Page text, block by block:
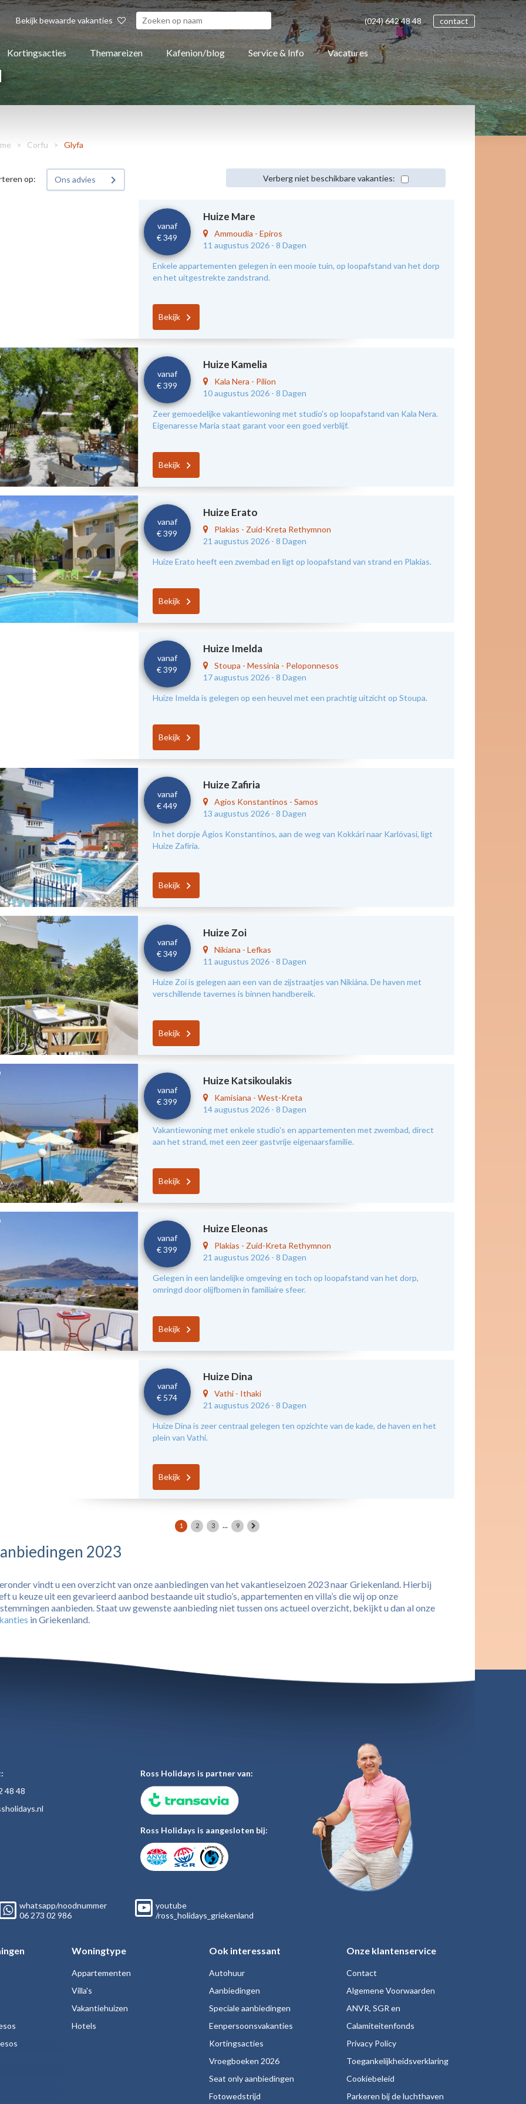
Bekijk bewaarde vakanties (024)642 4848 contact
Kortingsacties Themareizen Kafenion/blog Service & Info Vacatures
> Corfu > Glyfa
op: Ons advies Verberg niet beschikbare vakanties:
vanaf
€ 349
Huize Mare
Ammoudia -Epiros
11 augustus 2026 -8 Dagen
Enkele appartementen gelegen in een mooie tuin, op loopafstand van het dorp
en het uitgestrekte zandstrand.
Bekijk
vanaf
€ 399
Huize Kamelia
Kala Nera - Pilion
10 augustus 2026 -8 Dagen
Zeer gemoedelijke vakantiewoning met studio's op loopafstand van Kala Nera.
Eigenaresse Maria staat garant voor een goed verblijf.
Bekijk
vanaf
€ 399
Huize Erato
Plakias - Zuid-Kreta Rethymnon
21 augustus 2026 -8 Dagen
Huize Erato heeft een zwembad en ligt op loopafstand van strand en Plakias.
Bekijk
vanaf
€ 399
Huize Imelda
Stoupa -Messinia - Peloponnesos
17 augustus 2026 -8 Dagen
Huize Imelda is gelegen op een heuvel met een prachtig uitzicht op Stoupa.
Bekijk
vanaf
€ 449
Huize Zafiria
Agios Konstantinos -Samos
13 augustus 2026 -8 Dagen
In het dorpje Ágios Konstantínos, aan de weg van Kokkári naar Karlóvasi, ligt
Huize Zafíria.
Bekijk
vanaf
€ 349
Huize Zoi
Nikiana -Lefkas
11 augustus 2026 -8 Dagen
Huize Zoí is gelegen aan een van de zijstraatjes van Nikiána. De haven met
verschillende tavernes is binnen handbereik.
Bekijk
vanaf
€ 399
Huize Katsikoulakis
Kamisiana -West-Kreta
14 augustus 2026 -8 Dagen
Vakantiewoning met enkele studio's en appartementen met zwembad, direct
aan het strand, met een zeer gastvrije eigenaarsfamilie.
Bekijk
vanaf
€ 399
Huize Eleonas
Plakias - Zuid-Kreta Rethymnon
21 augustus 2026 -8 Dagen
Gelegen in een landelijke omgeving en toch op loopafstand van het dorp,
omringd door olijfbomen in familiaire sfeer.
Bekijk
vanaf
€ 574
Huize Dina
Vathi - Ithaki
21 augustus 2026 -8 Dagen
Huize Dina is zeer centraal gelegen ten opzichte van de kade, de haven en het
plein van Vathi.
Bekijk
1 2 3 ... 9
2023
vindt u een overzicht van onze aanbiedingen van het vakantieseizoen 2023 naar Griekenland. Hierbij
u keuze uit een gevarieerd aanbod bestaande uit studio’s, appartementen en villa’s die wij op onze
aanbieden. Staat uw gewenste aanbieding niet tussen ons actueel overzicht, bekijkt u dan al onze
in Griekenland.
48 48
s.nl
Ross Holidays is partner van:
Ross Holidays is aangesloten bij:
whatsapp/noodnummer
06 273 02 986
youtube
/ross_holidays_griekenland
Woningtype
Appartementen
Villa's
Vakantiehuizen
Hotels
Ook interessant
Autohuur
Aanbiedingen
Speciale aanbiedingen
Eenpersoonsvakanties
Kortingsacties
Vroegboeken 2026
Seat only aanbiedingen
Fotowedstrijd
Onze klantenservice
Contact
Algemene Voorwaarden
ANVR, SGR en
Calamiteitenfonds
Privacy Policy
Toegankelijkheidsverklaring
Cookiebeleid
Parkeren bij de luchthaven